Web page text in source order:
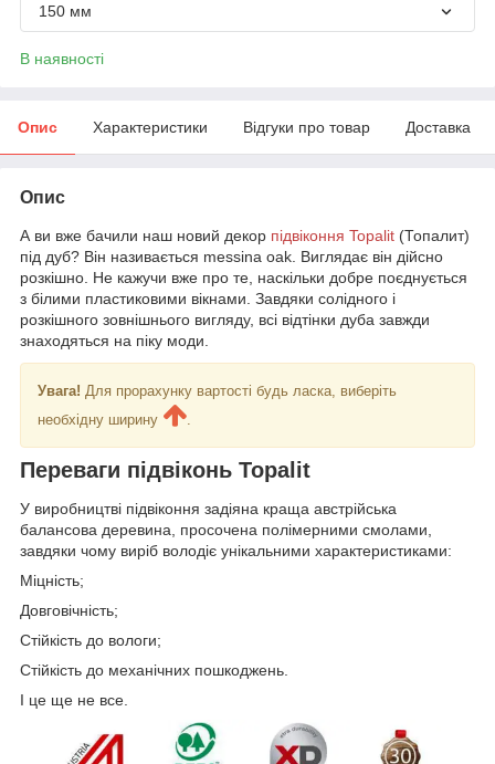
150 мм
В наявності
Опис Характеристики Відгуки про товар Доставка
Опис
А ви вже бачили наш новий декор підвіконня Topalit (Топалит)
під дуб? Він називається messina oak. Виглядає він дійсно
розкішно. Не кажучи вже про те, наскільки добре поєднується
з білими пластиковими вікнами. Завдяки солідного і
розкішного зовнішнього вигляду, всі відтінки дуба завжди
знаходяться на піку моди.
Увага! Для прорахунку вартості будь ласка, виберіть
необхідну ширину
Переваги підвіконь Topalit
У виробництві підвіконня задіяна краща австрійська
балансова деревина, просочена полімерними смолами,
завдяки чому виріб володіє унікальними характеристиками:
Міцність;
Довговічність;
Стійкість до вологи;
Стійкість до механічних пошкоджень.
І це ще не все.